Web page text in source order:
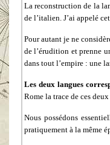
La reconstruction de la
de l’italien. J’ai appelé
Pour autant je ne
de l’érudition et prenne
dans tout l’empire : une
Les deux langues
Rome la trace de ces
Nous possédons
pratiquement à la même